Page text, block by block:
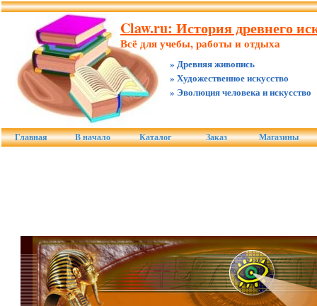
Claw.ru: История древнего
Всё для учебы, работы и отдыха
» Древняя живопись
» Художественное искусство
» Эволюция человека и искусство
Главная В начало Каталог Заказ Магазины